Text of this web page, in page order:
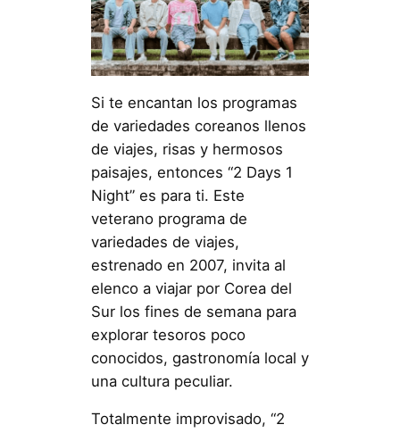
Si te encantan los programas
de variedades coreanos llenos
de viajes, risas y hermosos
paisajes, entonces “2 Days 1
Night” es para ti. Este
veterano programa de
variedades de viajes,
estrenado en 2007, invita al
elenco a viajar por Corea del
Sur los fines de semana para
explorar tesoros poco
conocidos, gastronomía local y
una cultura peculiar.
Totalmente improvisado, “2